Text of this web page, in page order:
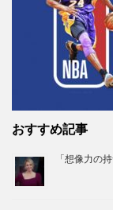
おすすめ記事
「想像力の